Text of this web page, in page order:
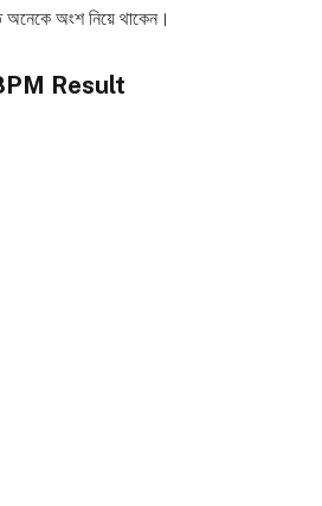
অংশ নিয়ে থাকেন।
Result